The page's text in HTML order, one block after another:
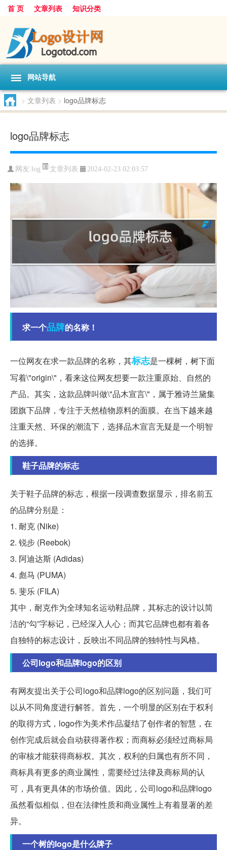
首 页 文章列表 知识分类
网站导航
> 文章列表 > logo品牌标志
logo品牌标志
网友: log 文章列表 2024-02-23 02:03:57
求一个品牌的名称！
一位网友在求一款品牌的名称，其标志是一棵树，树下面
写着\"origin\"，看来这位网友想要一款注重原始、自然的
产品。其实，这款品牌叫做\"品木宣言\"，属于雅诗兰黛集
团旗下品牌，专注于天然植物原料的面膜。在当下越来越
注重天然、环保的潮流下，选择品木宣言无疑是一个明智
的选择。
鞋子品牌的标志
关于鞋子品牌的标志，根据一段调查数据显示，排名前五
的品牌分别是：
1. 耐克 (Nike)
2. 锐步 (Reebok)
3. 阿迪达斯 (Adidas)
4. 彪马 (PUMA)
5. 斐乐 (FILA)
其中，耐克作为全球知名运动鞋品牌，其标志的设计以简
洁的“勾”字标记，已经深入人心；而其它品牌也都有着各
自独特的标志设计，反映出不同品牌的独特性与风格。
公司logo和品牌logo的区别
有网友提出关于公司logo和品牌logo的区别问题，我们可
以从不同角度进行解答。首先，一个明显的区别在于权利
的取得方式，logo作为美术作品凝结了创作者的智慧，在
创作完成后就会自动获得著作权；而商标必须经过商标局
的审核才能获得商标权。其次，权利的归属也有所不同，
商标具有更多的商业属性，需要经过法律及商标局的认
可，具有更具体的市场价值。因此，公司logo和品牌logo
虽然看似相似，但在法律性质和商业属性上有着显著的差
异。
一个树的logo是什么牌子